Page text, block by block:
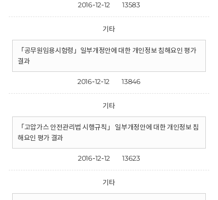
2016-12-12 13583
기타
「공무원임용시험령」일부개정안에 대한 개인정보 침해요인 평가
결과
2016-12-12 13846
기타
「고압가스 안전관리법 시행규칙」 일부개정안에 대한 개인정보 침
해요인 평가 결과
2016-12-12 13623
기타